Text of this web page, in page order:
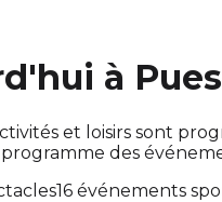
à
et loisirs sont
des
16 événements